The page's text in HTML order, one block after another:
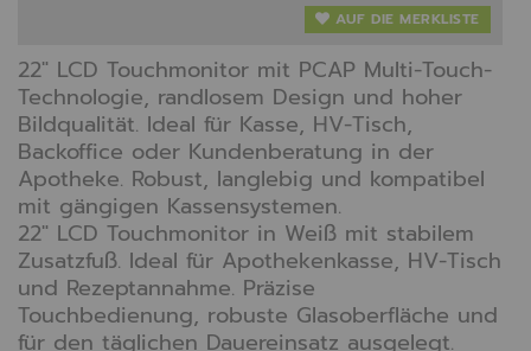
AUF DIE MERKLISTE
22" LCD Touchmonitor mit PCAP Multi-Touch-
Technologie, randlosem Design und hoher
Bildqualität. Ideal für Kasse, HV-Tisch,
Backoffice oder Kundenberatung in der
Apotheke. Robust, langlebig und kompatibel
mit gängigen Kassensystemen.
22" LCD Touchmonitor in Weiß mit stabilem
Zusatzfuß. Ideal für Apothekenkasse, HV-Tisch
und Rezeptannahme. Präzise
Touchbedienung, robuste Glasoberfläche und
für den täglichen Dauereinsatz ausgelegt.